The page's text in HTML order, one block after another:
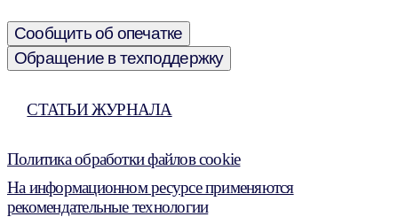
Сообщить об опечатке
Обращение в техподдержку
СТАТЬИ ЖУРНАЛА
Политика обработки файлов cookie
На информационном ресурсе применяются
рекомендательные технологии